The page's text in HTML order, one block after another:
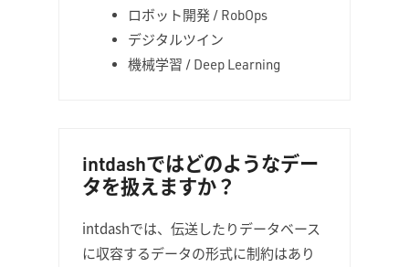
ロボット開発 / RobOps
デジタルツイン
機械学習 / Deep Learning
intdashではどのようなデー
タを扱えますか？
intdashでは、伝送したりデータベース
に収容するデータの形式に制約はあり